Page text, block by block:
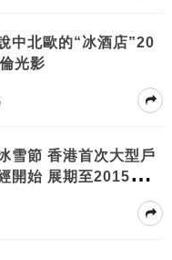
中北歐的“冰酒店”20
光影
雪節 香港首次大型戶
開始 展期至2015年1